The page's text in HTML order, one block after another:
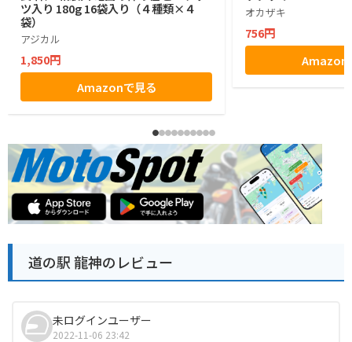
ツ入り 180g 16袋入り（４種類×４
袋）
アジカル
1,850円
Amazonで見る
オカザキ
756円
Amazon
道の駅 龍神のレビュー
未ログインユーザー
2022-11-06 23:42